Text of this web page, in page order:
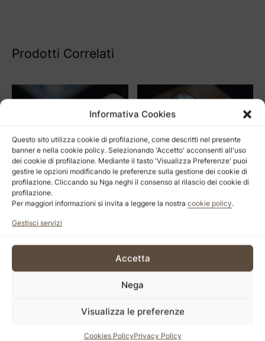
Informativa Cookies
Questo sito utilizza cookie di profilazione, come descritti nel presente
banner e nella cookie policy. Selezionando 'Accetto' acconsenti all'uso
dei cookie di profilazione. Mediante il tasto 'Visualizza Preferenze' puoi
gestire le opzioni modificando le preferenze sulla gestione dei cookie di
profilazione. Cliccando su Nga neghi il consenso al rilascio dei cookie di
profilazione.
Per maggiori informazioni si invita a leggere la nostra cookie policy.
Gestisci servizi
Accetta
Nega
Visualizza le preferenze
Cookies PolicyPrivacy Policy
Prodotti Correlati
Tormenta